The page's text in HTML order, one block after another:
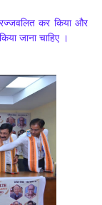
कर किया और
जाना चाहिए ।